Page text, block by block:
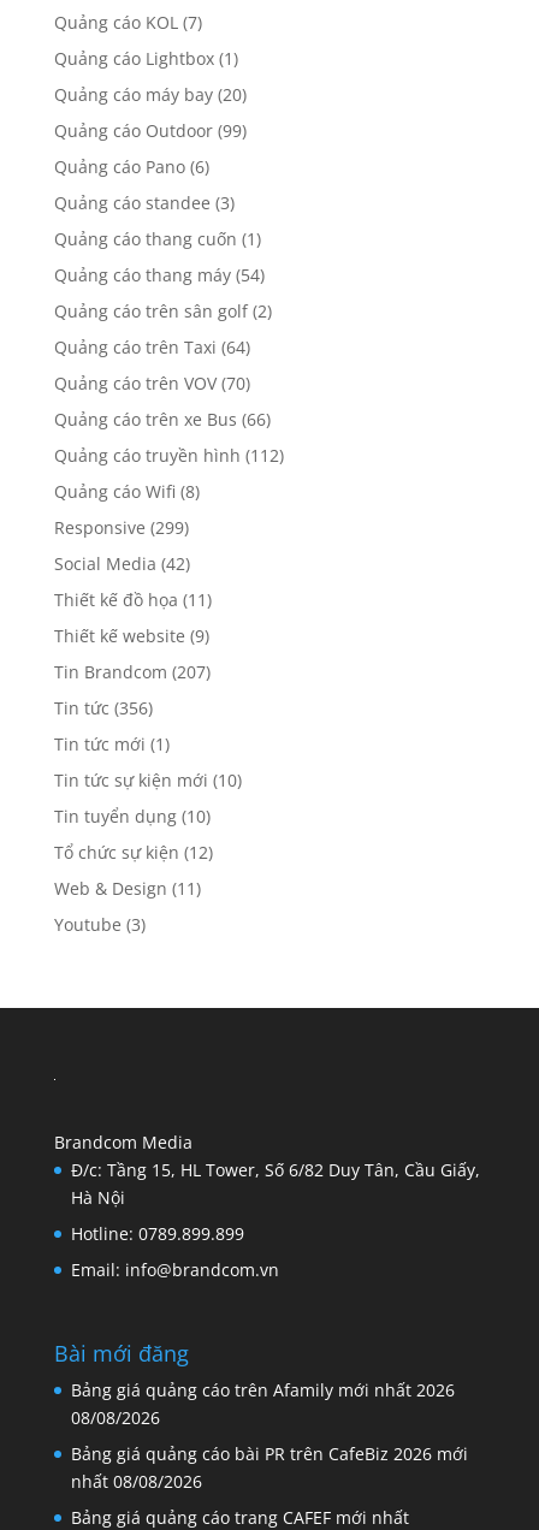
quảng cáo idol(4)
Quảng cáo KOL(7)
Quảng cáo Lightbox (1)
Quảng cáo máy bay(20)
Quảng cáo Outdoor
Quảng cáo Pano(6)
Quảng cáo standee(3)
Quảng cáo thang cuốn(1)
Quảng cáo thang máy(54)
Quảng cáo trên sân golf(2)
Quảng cáo trên Taxi(64)
Quảng cáo trên VOV(70)
Quảng cáo trên xe Bus(66)
Quảng cáo truyền hình
Quảng cáo Wifi(8)
Responsive(299)
Social Media(42)
Thiết kế đồ họa(11)
Thiết kế website(9)
Tin Brandcom
Tin tức (356)
Tin tức mới(1)
Tin tức sự kiện mới(10)
Tin tuyển dụng(10)
Tổ chức sự kiện(12)
Web & Design
Brandcom Media
Đ/c: Tầng 15, HL Tower, Số 6/82 Duy Tân, Cầu Giấy,
Hà Nội
Hotline: 0789.899.899
Bài mới đăng
Bảng giá quảng cáo trên Afamily mới nhất 2026
08/08/2026
Bảng giá quảng cáo bài PR trên CafeBiz 2026 mới
nhất 08/08/2026